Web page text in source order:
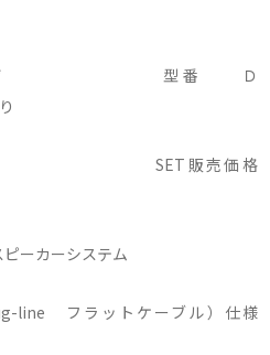
フューザ 型番 Ｄ
SET販売価格
ーカーシステム
line フラットケーブル）仕様